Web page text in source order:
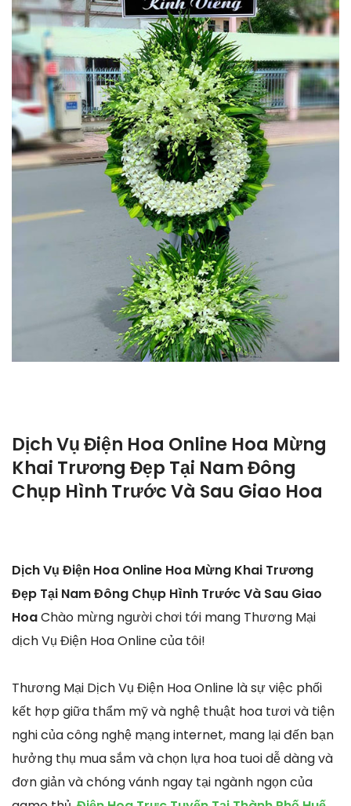
Dịch Vụ Điện Hoa Online Hoa Mừng
Khai Trương Đẹp Tại Nam Đông
Chụp Hình Trước Và Sau Giao Hoa
Dịch Vụ Điện Hoa Online Hoa Mừng Khai Trương
Đẹp Tại Nam Đông Chụp Hình Trước Và Sau Giao
HoaChào mừng người chơi tới mang Thương Mại
dịch Vụ Điện Hoa Online của tôi!
Thương Mại Dịch Vụ Điện Hoa Online là sự việc phối
kết hợp giữa thẩm mỹ và nghệ thuật hoa tươi và tiện
nghi của công nghệ mạng internet, mang lại đến bạn
hưởng thụ mua sắm và chọn lựa hoa tuoi dễ dàng và
đơn giản và chóng vánh ngay tại ngành ngọn của